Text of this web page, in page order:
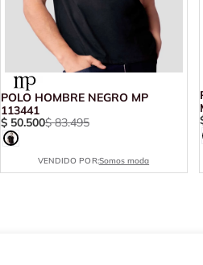
POLO HOMBRE NEGRO MP
113441
$ 50.500$ 83.495
VENDIDO POR:Somos moda